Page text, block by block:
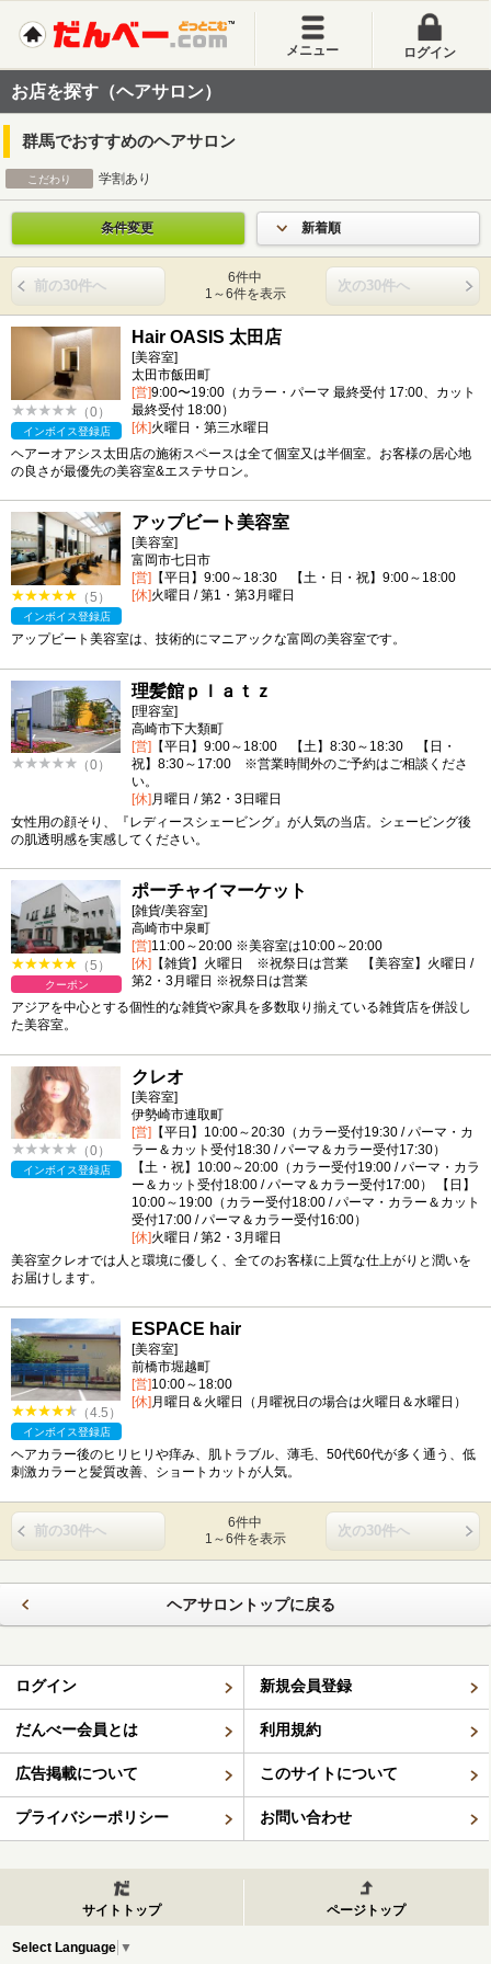
メニュー ログイン
お店を探す（ヘアサロン）
群馬でおすすめのヘアサロン
こだわり 学割あり
条件変更 新着順
前の30件へ
6件中
1～6件を表示
次の30件へ
（0）
インボイス登録店
Hair OASIS 太田店
[美容室]
太田市飯田町
[営]9:00〜19:00（カラー・パーマ 最終受付 17:00、カット
最終受付 18:00）
[休]火曜日・第三水曜日
ヘアーオアシス太田店の施術スペースは全て個室又は半個室。お客様の居心地
の良さが最優先の美容室&エステサロン。
（5）
インボイス登録店
アップビート美容室
[美容室]
富岡市七日市
[営] 【平日】9:00～18:30 【土・日・祝】9:00～18:00
[休]火曜日 / 第1・第3月曜日
アップビート美容室は、技術的にマニアックな富岡の美容室です。
（0）
理髪館ｐｌａｔｚ
[理容室]
高崎市下大類町
[営] 【平日】9:00～18:00 【土】8:30～18:30 【日・
祝】8:30～17:00 ※営業時間外のご予約はご相談くださ
い。
[休]月曜日 / 第2・3日曜日
女性用の顔そり、『レディースシェービング』が人気の当店。シェービング後
の肌透明感を実感してください。
（5）
クーポン
ポーチャイマーケット
[雑貨/美容室]
高崎市中泉町
[営]11:00～20:00 ※美容室は10:00～20:00
[休] 【雑貨】火曜日 ※祝祭日は営業 【美容室】火曜日 /
第2・3月曜日 ※祝祭日は営業
アジアを中心とする個性的な雑貨や家具を多数取り揃えている雑貨店を併設し
た美容室。
（0）
インボイス登録店
クレオ
[美容室]
伊勢崎市連取町
[営] 【平日】10:00～20:30（カラー受付19:30 / パーマ・カ
ラー＆カット受付18:30 / パーマ＆カラー受付17:30）
【土・祝】10:00～20:00（カラー受付19:00 / パーマ・カラ
ー＆カット受付18:00 / パーマ＆カラー受付17:00） 【日】
10:00～19:00（カラー受付18:00 / パーマ・カラー＆カット
受付17:00 / パーマ＆カラー受付16:00）
[休]火曜日 / 第2・3月曜日
美容室クレオでは人と環境に優しく、全てのお客様に上質な仕上がりと潤いを
お届けします。
（4.5）
インボイス登録店
ESPACE hair
[美容室]
前橋市堀越町
[営]10:00～18:00
[休] 月曜日＆火曜日（月曜祝日の場合は火曜日＆水曜日）
ヘアカラー後のヒリヒリや痒み、肌トラブル、薄毛、50代60代が多く通う、低
刺激カラーと髪質改善、ショートカットが人気。
前の30件へ
6件中
1～6件を表示
次の30件へ
ヘアサロントップに戻る
ログイン 新規会員登録
だんべー会員とは 利用規約
広告掲載について このサイトについて
プライバシーポリシー お問い合わせ
サイトトップ ページトップ
Select Language ▼